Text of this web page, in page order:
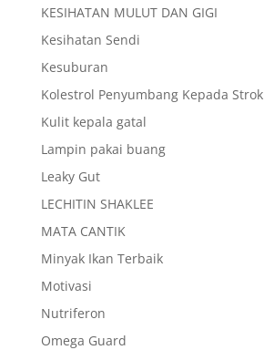
KESIHATAN MULUT DAN GIGI
Kesihatan Sendi
Kesuburan
Kolestrol Penyumbang Kepada Strok
Kulit kepala gatal
Lampin pakai buang
Leaky Gut
LECHITIN SHAKLEE
MATA CANTIK
Minyak Ikan Terbaik
Motivasi
Nutriferon
Omega Guard